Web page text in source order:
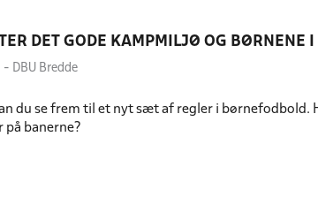
DET GODE KAMPMILJØ OG BØRNENE I
- DBU Bredde
du se frem til et nyt sæt af regler i
banerne?